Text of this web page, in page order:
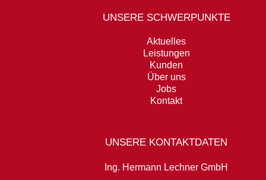
UNSERE SCHWERPUNKTE
Aktuelles
Leistungen
Kunden
Über uns
Jobs
Kontakt
UNSERE KONTAKTDATEN
Ing. Hermann Lechner GmbH